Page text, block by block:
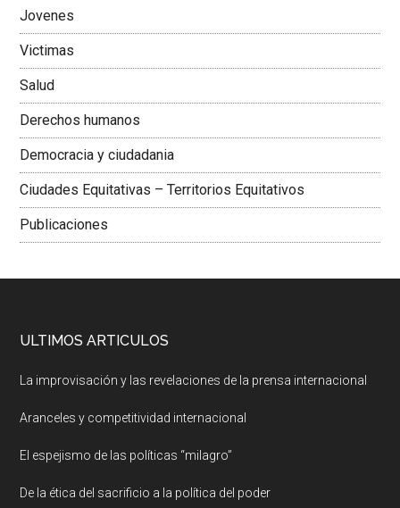
Jovenes
Victimas
Salud
Derechos humanos
Democracia y ciudadania
Ciudades Equitativas – Territorios Equitativos
Publicaciones
ULTIMOS ARTICULOS
La improvisación y las revelaciones de la prensa internacional
Aranceles y competitividad internacional
El espejismo de las políticas “milagro”
De la ética del sacrificio a la política del poder